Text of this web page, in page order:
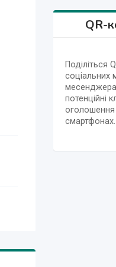
QR-
Поділіться
соціальних
потенційні
оголошення
смартфонах.